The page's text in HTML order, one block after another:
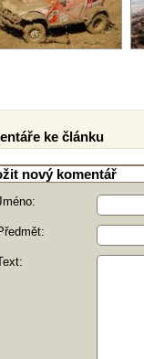
ke článku
nový komentář